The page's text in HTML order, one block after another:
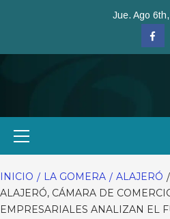
Jue. Ago
INICIO LA GOMERA ALAJERÓ
ALAJERÓ, CÁMARA DE
EMPRESARIALES ANALIZAN EL